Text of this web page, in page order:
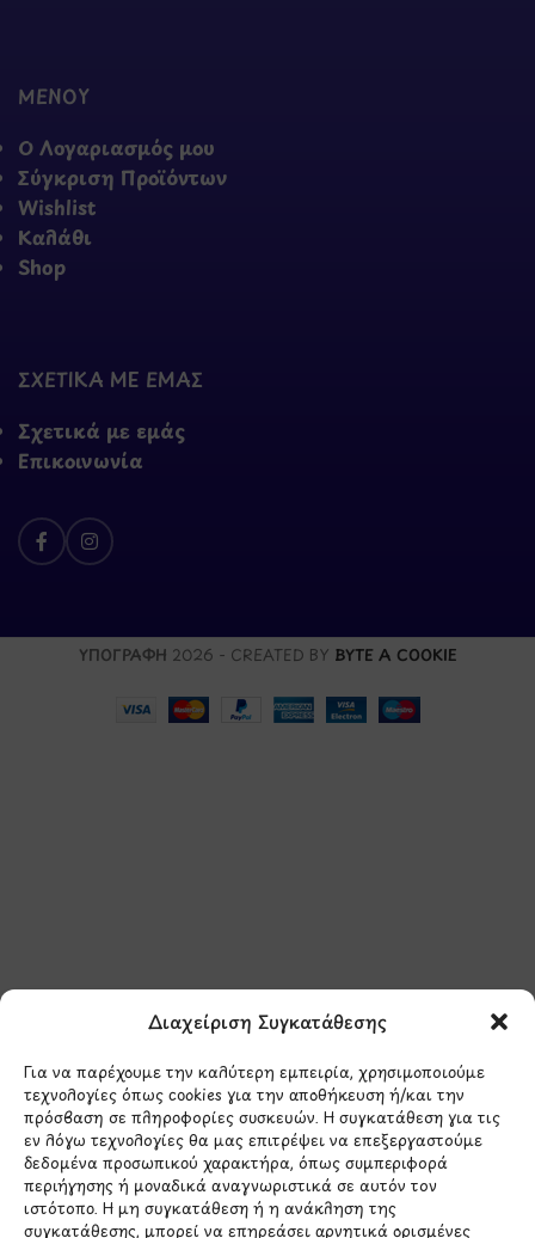
Διαχείριση Συγκατάθεσης
Για να παρέχουμε την καλύτερη εμπειρία, χρησιμοποιούμε
τεχνολογίες όπως cookies για την αποθήκευση ή/και την
πρόσβαση σε πληροφορίες συσκευών. Η συγκατάθεση για τις
εν λόγω τεχνολογίες θα μας επιτρέψει να επεξεργαστούμε
δεδομένα προσωπικού χαρακτήρα, όπως συμπεριφορά
περιήγησης ή μοναδικά αναγνωριστικά σε αυτόν τον
ιστότοπο. Η μη συγκατάθεση ή η ανάκληση της
συγκατάθεσης, μπορεί να επηρεάσει αρνητικά ορισμένες
ΜΕΝΟΥ
Ο Λογαριασμός μου
Σύγκριση Προϊόντων
Wishlist
Καλάθι
Shop
ΣΧΕΤΙΚΑ ΜΕ ΕΜΑΣ
Σχετικά με εμάς
Επικοινωνία
ΥΠΟΓΡΑΦΗ 2026 - CREATED BY BYTE A COOKIE
Έχω διαβάσει και συμφωνώ με την
Πολιτική Απορρήτου